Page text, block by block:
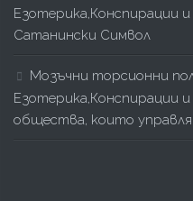
Езотерика,Конспирации и
Сатанински Символ
Мозъчни торсионни
Езотерика,Конспирации и
общества, които